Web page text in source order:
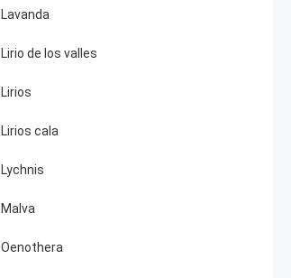
Lavanda
Lirio de los valles
Lirios
Lirios cala
Lychnis
Malva
Oenothera